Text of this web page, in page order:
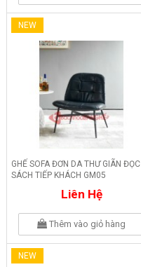
NEW
GHẾ SOFA ĐƠN DA THƯ GIÃN ĐỌC
SÁCH TIẾP KHÁCH GM05
Liên Hệ
Thêm vào giỏ hàng
NEW